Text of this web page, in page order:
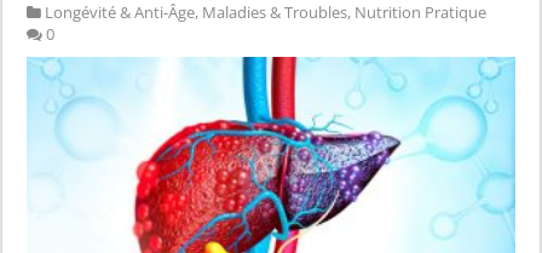
Longévité & Anti-Âge, Maladies & Troubles, Nutrition Pratique
0